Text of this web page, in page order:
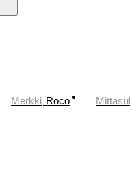
Merkki Roco